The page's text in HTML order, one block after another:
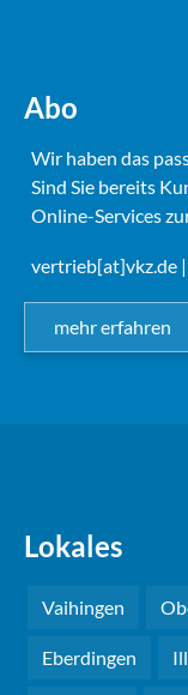
Abo
Wir haben das
Sind Sie bereits
Online-Services
vertrieb[at]vkz.de
mehr erfahren
Lokales
Vaihingen
Eberdingen